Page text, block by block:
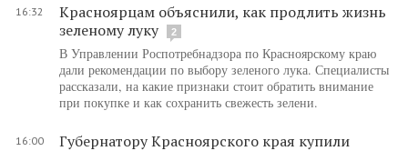
16:32
Красноярцам объяснили, как продлить жизнь
зеленому луку
2
В Управлении Роспотребнадзора по Красноярскому краю
дали рекомендации по выбору зеленого лука. Специалисты
рассказали, на какие признаки стоит обратить внимание
при покупке и как сохранить свежесть зелени.
16:00
Губернатору Красноярского края купили